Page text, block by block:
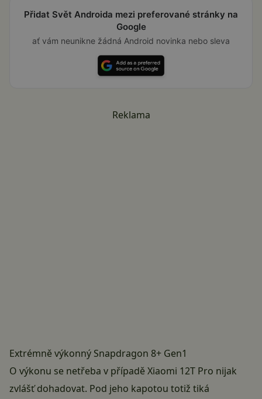
Přidat Svět Androida mezi preferované stránky na
Google
ať vám neunikne žádná Android novinka nebo sleva
Reklama
Extrémně výkonný Snapdragon 8+ Gen1
O výkonu se netřeba v případě Xiaomi 12T Pro nijak
zvlášť dohadovat. Pod jeho kapotou totiž tiká